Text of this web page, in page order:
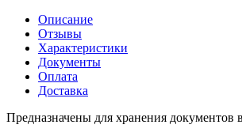
Описание
Отзывы
Характеристики
Документы
Оплата
Доставка
Предназначены для хранения документов